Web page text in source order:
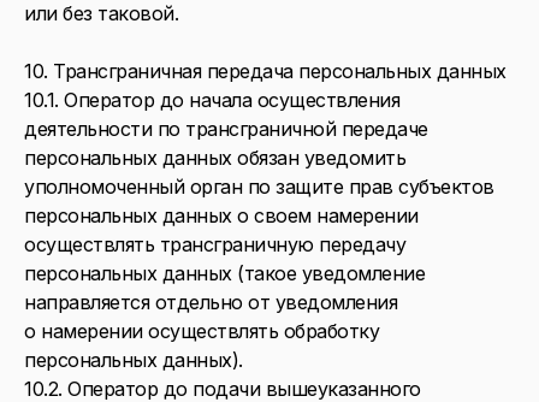
или без таковой.
10. Трансграничная передача персональных данных
10.1. Оператор до начала осуществления
деятельности по трансграничной передаче
персональных данных обязан уведомить
уполномоченный орган по защите прав субъектов
персональных данных о своем намерении
осуществлять трансграничную передачу
персональных данных (такое уведомление
направляется отдельно от уведомления
о намерении осуществлять обработку
персональных данных).
10.2. Оператор до подачи вышеуказанного